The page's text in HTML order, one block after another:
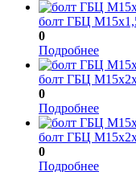
болт ГБЦ
0
Подробнее
болт ГБЦ
0
Подробнее
болт ГБЦ
0
Подробнее